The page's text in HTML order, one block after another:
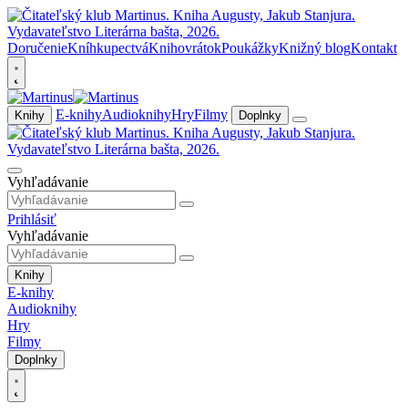
DoručenieKníhkupectváKnihovrátokPoukážkyKnižný blogKontakt
Knihy E-knihyAudioknihyHryFilmy Doplnky
Vyhľadávanie
Prihlásiť
Vyhľadávanie
Knihy
E-knihy
Audioknihy
Hry
Filmy
Doplnky